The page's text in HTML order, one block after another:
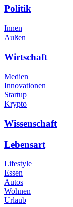
Politik
Innen
Außen
Wirtschaft
Medien
Innovationen
Startup
Krypto
Wissenschaft
Lebensart
Lifestyle
Essen
Autos
Wohnen
Urlaub